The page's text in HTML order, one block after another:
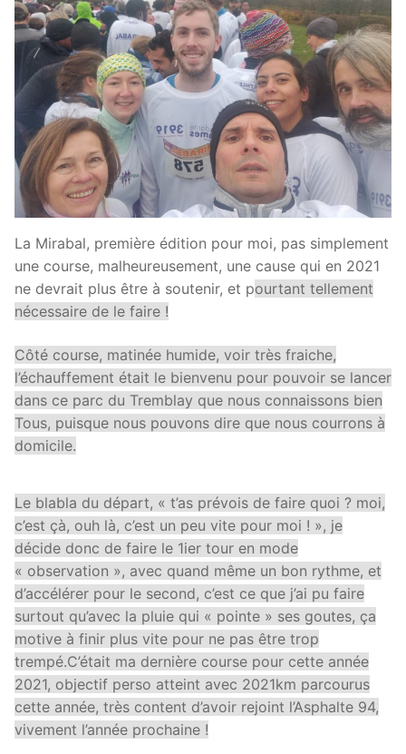
La Mirabal, première édition pour moi, pas simplement
une course, malheureusement, une cause qui en 2021
ne devrait plus être à soutenir, et pourtant tellement
nécessaire de le faire !
Côté course, matinée humide, voir très fraiche,
l’échauffement était le bienvenu pour pouvoir se lancer
dans ce parc du Tremblay que nous connaissons bien
Tous, puisque nous pouvons dire que nous courrons à
domicile.
Le blabla du départ, « t’as prévois de faire quoi ? moi,
c’est çà, ouh là, c’est un peu vite pour moi ! », je
décide donc de faire le 1ier tour en mode
« observation », avec quand même un bon rythme, et
d’accélérer pour le second, c’est ce que j’ai pu faire
surtout qu’avec la pluie qui « pointe » ses goutes, ça
motive à finir plus vite pour ne pas être trop
trempé.C’était ma dernière course pour cette année
2021, objectif perso atteint avec 2021km parcourus
cette année, très content d’avoir rejoint l’Asphalte 94,
vivement l’année prochaine !